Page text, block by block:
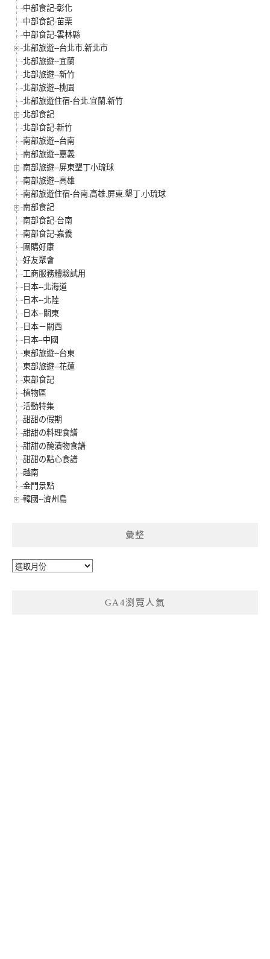
中部食記-彰化
中部食記-苗栗
中部食記-雲林縣
北部旅遊--台北市.新北市
北部旅遊--宜蘭
北部旅遊--新竹
北部旅遊--桃園
北部旅遊住宿-台北.宜蘭.新竹
北部食記
北部食記-新竹
南部旅遊--台南
南部旅遊--嘉義
南部旅遊--屏東墾丁小琉球
南部旅遊--高雄
南部旅遊住宿-台南.高雄.屏東.墾丁.小琉球
南部食記
南部食記-台南
南部食記-嘉義
團購好康
好友聚會
工商服務體驗試用
日本--北海道
日本--北陸
日本--關東
日本－關西
日本–中國
東部旅遊--台東
東部旅遊--花蓮
東部食記
植物區
活動特集
甜甜の假期
甜甜の料理食譜
甜甜の醃漬物食譜
甜甜の點心食譜
越南
金門景點
韓國--濟州島
彙整
彙
GA4瀏覽人氣